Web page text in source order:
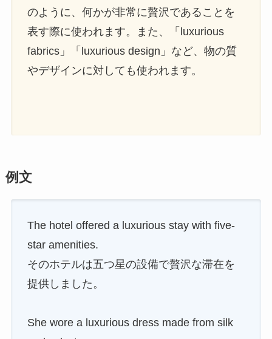
のように、何かが非常に贅沢であることを
表す際に使われます。また、「luxurious
fabrics」「luxurious design」など、物の質
やデザインに対しても使われます。
例文
The hotel offered a luxurious stay with five-
star amenities.
そのホテルは五つ星の設備で贅沢な滞在を
提供しました。
She wore a luxurious dress made from silk